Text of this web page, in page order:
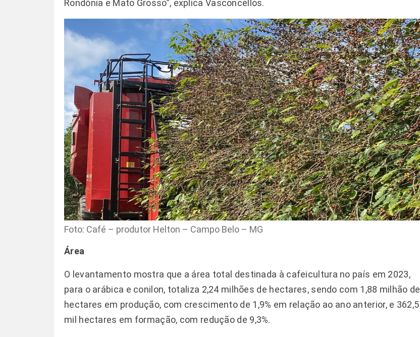
Rondônia e Mato Grosso”, explica Vasconcellos.
Foto: Café – produtor Helton – Campo Belo – MG
Área
O levantamento mostra que a área total destinada à cafeicultura no país em 2023,
para o arábica e conilon, totaliza 2,24 milhões de hectares, sendo com 1,88 milhão de
hectares em produção, com crescimento de 1,9% em relação ao ano anterior, e 362,5
mil hectares em formação, com redução de 9,3%.